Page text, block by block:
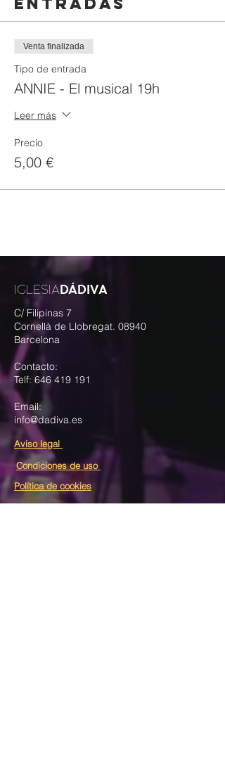
Venta finalizada
Tipo de entrada
ANNIE - El musical 19h
Leer más
Precio
5,00 €
IGLESIADÁDIVA
C/ Filipinas 7
Cornellà de Llobregat. 08940
Barcelona
Contacto:
Telf: 646 419 191
Email:
info@dadiva.es
Aviso legal
Condiciones de uso
Política de cookies